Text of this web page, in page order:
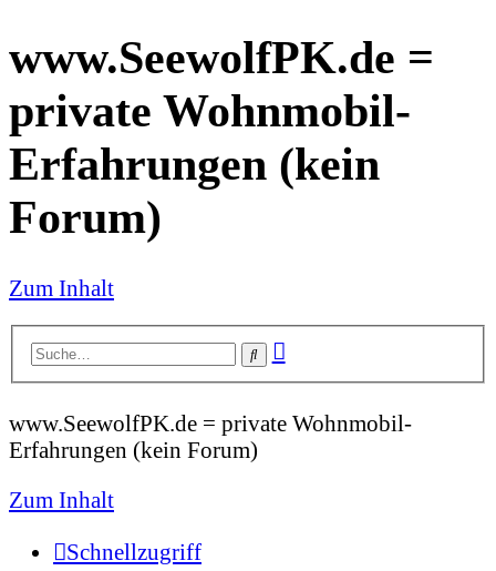
www.SeewolfPK.de =
private Wohnmobil-
Erfahrungen (kein
Forum)
Zum Inhalt
SucheErweiterte
www.SeewolfPK.de = private Wohnmobil-
Erfahrungen (kein Forum)
Zum Inhalt
Schnellzugriff